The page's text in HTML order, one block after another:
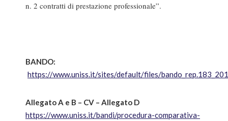
n. 2 contratti di prestazione professionale”.
BANDO:
https://www.uniss.it/sites/default/files/
Allegato A e B – CV – Allegato D
https://www.uniss.it/bandi/procedura-comparativa-